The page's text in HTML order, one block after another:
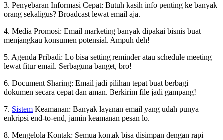
3. Penyebaran Informasi Cepat: Butuh kasih info penting ke banyak
orang sekaligus? Broadcast lewat email aja.
4. Media Promosi: Email marketing banyak dipakai bisnis buat
menjangkau konsumen potensial. Ampuh deh!
5. Agenda Pribadi: Lo bisa setting reminder atau schedule meeting
lewat fitur email. Serbaguna banget, bro!
6. Document Sharing: Email jadi pilihan tepat buat berbagi
dokumen secara cepat dan aman. Berkirim file jadi gampang!
7. Sistem Keamanan: Banyak layanan email yang udah punya
enkripsi end-to-end, jamin keamanan pesan lo.
8. Mengelola Kontak: Semua kontak bisa disimpan dengan rapi